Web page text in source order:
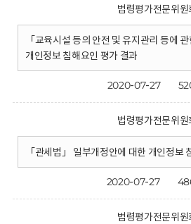
법령평가전문위원
「교육시설 등의 안전 및 유지관리 등에
개인정보 침해요인 평가 결과
2020-07-27
법령평가전문위원
「관세법」 일부개정안에 대한 개인정보
2020-07-27
법령평가전문위원